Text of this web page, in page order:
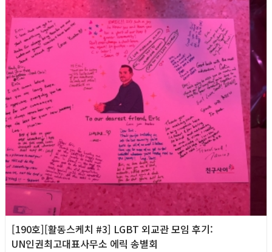
[190호][활동스케치 #3] LGBT 외교관 모임 후기:
UN인권최고대표사무소 에릭 송별회